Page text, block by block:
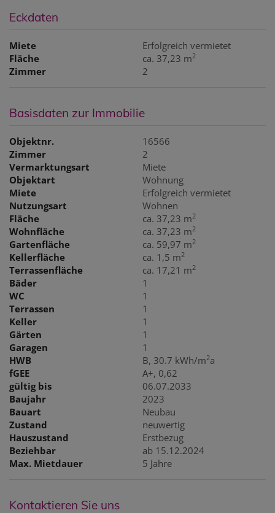
Eckdaten
Miete
Erfolgreich vermietet
Fläche
ca. 37,23 m2
Zimmer 2
Basisdaten zur Immobilie
Objektnr.
16566
Zimmer
2
Vermarktungsart
Miete
Objektart
Wohnung
Miete
Erfolgreich vermietet
Nutzungsart
Wohnen
Fläche
ca. 37,23 m2
Wohnfläche ca. 37,23 m2
Gartenfläche ca. 59,97 m2
Kellerfläche ca. 1,5 m2
Terrassenfläche ca. 17,21 m2
Bäder
1
WC
1
Terrassen
1
Keller
1
Gärten
1
Garagen
1
HWB
B, 30.7 kWh/m2a
fGEE
A+, 0,62
gültig bis
06.07.2033
Baujahr
2023
Bauart
Neubau
Zustand
neuwertig
Hauszustand
Erstbezug
Beziehbar
ab 15.12.2024
Max. Mietdauer
5 Jahre
Kontaktieren Sie uns